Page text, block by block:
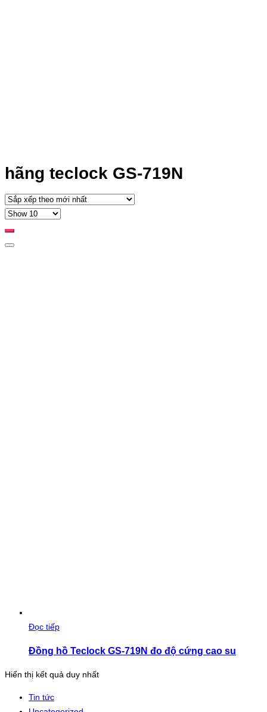
hãng teclock GS-719N
Đọc tiếp
Đồng hồ Teclock GS-719N đo độ cứng cao su
Hiển thị kết quả duy nhất
Tin tức